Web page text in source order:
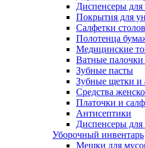
Диспенсеры для
Покрытия для
Салфетки
Полотенца
Медицинские
Ватные палочки
Зубные пасты
Зубные щетки и
Средства
Платочки и
Антисептики
Диспенсеры
Уборочный инвентарь
Мешки для